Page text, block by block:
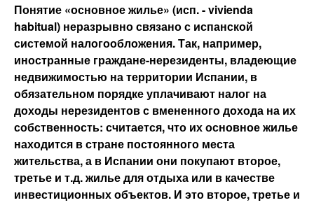
Понятие «основное жилье» (исп. - vivienda
habitual) неразрывно связано с испанской
системой налогообложения. Так, например,
иностранные граждане-нерезиденты, владеющие
недвижимостью на территории Испании, в
обязательном порядке уплачивают налог на
доходы нерезидентов с вмененного дохода на их
собственность: считается, что их основное жилье
находится в стране постоянного места
жительства, а в Испании они покупают второе,
третье и т.д. жилье для отдыха или в качестве
инвестиционных объектов. И это второе, третье и